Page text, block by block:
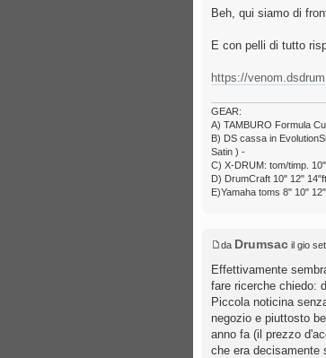
Beh, qui siamo di
E con pelli di tutto
https://
GEAR:
A) TAMBURO Formula
B) DS cassa in
Satin ) -
C) X-DRUM: tom/timp.
D) DrumCraft 10" 12"
E)Yamaha toms 8" 10"
da Drumsac il gio
Effettivamente
fare ricerche chiedo:
Piccola noticina
negozio e piuttosto
anno fa (il prezzo
che era decisamente